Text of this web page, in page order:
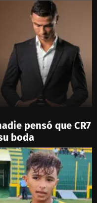
pensó que CR7
boda